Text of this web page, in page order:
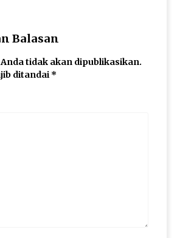
Balasan
tidak akan dipublikasikan.
ditandai *